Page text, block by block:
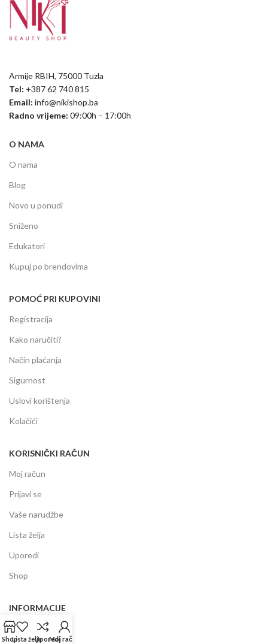
Armije RBIH, 75000 Tuzla
Tel: +387 62 740 815
Email: info@nikishop.ba
Radno vrijeme: 09:00h – 17:00h
O NAMA
O nama
Blog
Novo u ponudi
Sniženo
Edukatori
Kupuj po brendovima
POMOĆ PRI KUPOVINI
Registracija
Kako naručiti?
Način plaćanja
Sigurnost
Uslovi korištenja
Kolačići
KORISNIČKI RAČUN
Moj račun
Prijavi se
Vaše narudžbe
Lista želja
Uporedi
Shop
INFORMACIJE
Prodajni centar
ShopLista željaUporediMoj račun